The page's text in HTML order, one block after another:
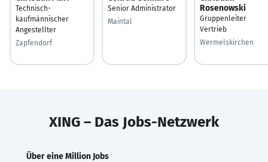
Technisch-
kaufmännischer
Angestellter
Zapfendorf
Senior Administrator
Maintal
Rosenowski
Gruppenleiter
Vertrieb
Wermelskirchen
XING – Das Jobs-Netzwerk
Über eine Million Jobs